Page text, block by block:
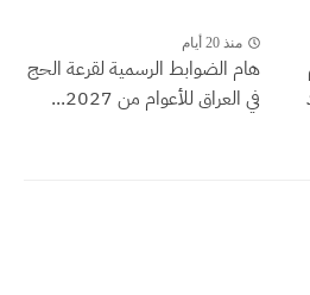
منذ 20 أيام
هام الضوابط الرسمية لقرعة الحج
في العراق للأعوام من 2027...